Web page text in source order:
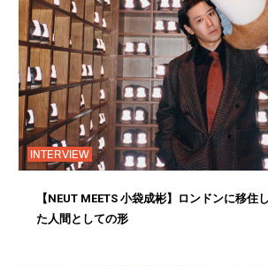
INTERVIEW
【NEUT MEETS 小袋成彬】ロンドンに移住
た人間としての形